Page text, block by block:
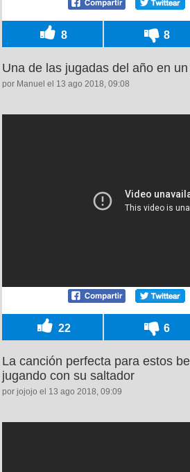
8 8
Una de las jugadas del año en un
por Manuel el 13 ago 2018, 09:08
22 6
La canción perfecta para estos
jugando con su saltador
por jojojo el 13 ago 2018, 09:09